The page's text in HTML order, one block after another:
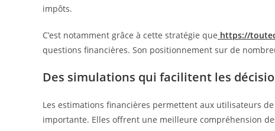
impôts.
C’est notamment grâce à cette stratégie que https://
questions financières. Son positionnement sur de
Des simulations qui facilitent les
Les estimations financières permettent aux utilisateurs
importante. Elles offrent une meilleure compréhension